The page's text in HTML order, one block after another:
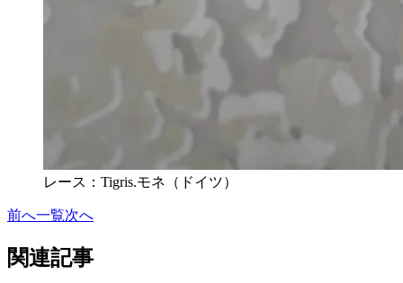
レース：Tigris.モネ（ドイツ）
前へ一覧次へ
関連記事